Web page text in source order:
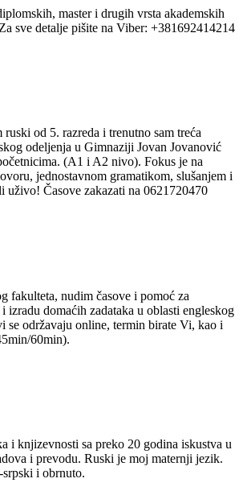
master i drugih vrsta akademskih
sve detalje pišite na Viber: +381692414214
ruski od 5. razreda i trenutno sam treća
odeljenja u Gimnaziji Jovan Jovanović
(A1 i A2 nivo). Fokus je na
jednostavnom gramatikom, slušanjem i
uživo! Časove zakazati na 0621720470
fakulteta, nudim časove i pomoć za
izradu domaćih zadataka u oblasti engleskog
se održavaju online, termin birate Vi, kao i
60min).
i knjizevnosti sa preko 20 godina iskustva u
i prevodu. Ruski je moj maternji jezik.
i obrnuto.